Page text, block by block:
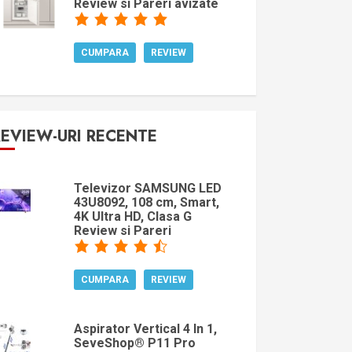
Review si Pareri avizate
CUMPARA REVIEW
URI RECENTE
Televizor SAMSUNG LED
43U8092, 108 cm, Smart,
4K Ultra HD, Clasa G
Review si Pareri
CUMPARA REVIEW
Aspirator Vertical 4 In 1,
SeveShop® P11 Pro